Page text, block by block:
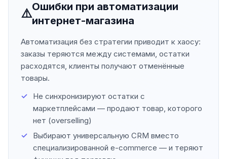
⚠️Ошибки при автоматизации
интернет-магазина
Автоматизация без стратегии приводит к хаосу:
заказы теряются между системами, остатки
расходятся, клиенты получают отменённые
товары.
Не синхронизируют остатки с
маркетплейсами — продают товар, которого
нет (overselling)
Выбирают универсальную CRM вместо
специализированной e-commerce — и теряют